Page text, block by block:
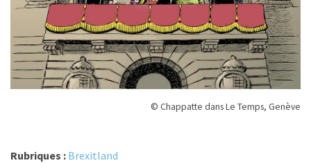
© Chappatte dans Le Temps, Genève
Rubriques : Brexitland